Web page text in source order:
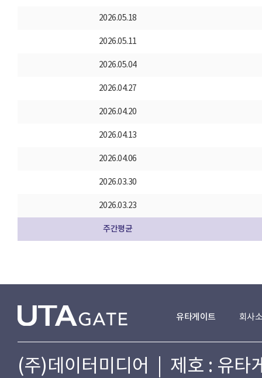
2026.05.18
2026.05.11
2026.05.04
2026.04.27
2026.04.20
2026.04.13
2026.04.06
2026.03.30
2026.03.23
주간평균
유타게이트 회사
(주)데이터미디어 | 제호 : 유